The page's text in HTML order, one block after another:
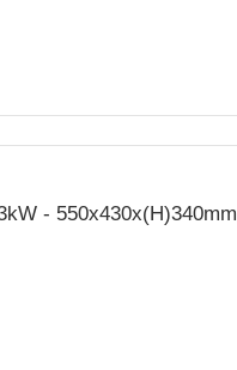
- 550x430x(H)340mm